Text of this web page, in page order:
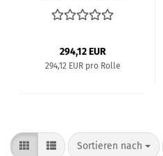
150m
294,12 EUR
294,12 EUR pro Rolle
Sortieren nach
Sortieren nach